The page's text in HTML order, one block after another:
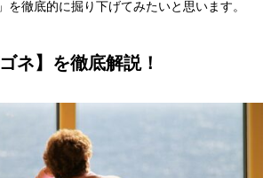
を徹底的に掘り下げてみたいと思います。
ネ】を徹底解説！